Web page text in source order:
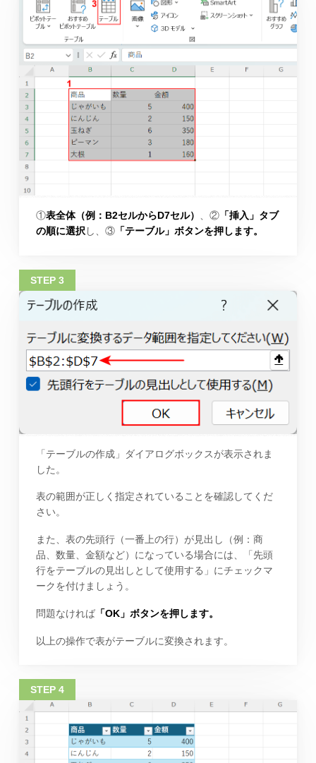
①表全体（例：B2セルからD7セル） 、②「挿入」タブ
の順に選択し、③「テーブル」ボタンを押します。
「テーブルの作成」ダイアログボックスが表示されま
した。
表の範囲が正しく指定されていることを確認してくだ
さい。
また、表の先頭行（一番上の行）が見出し（例：商
品、数量、金額など）になっている場合には、「先頭
行をテーブルの見出しとして使用する」にチェックマ
ークを付けましょう。
問題なければ「OK」ボタンを押します。
以上の操作で表がテーブルに変換されます。